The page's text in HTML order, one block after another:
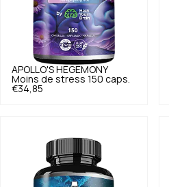
APOLLO'S HEGEMONY
Moins de stress 150 caps.
€34,85